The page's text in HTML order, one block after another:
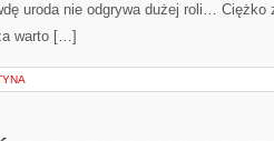
uroda nie odgrywa dużej roli… Ciężko
warto […]